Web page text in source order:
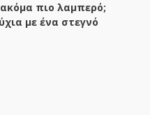
πιο λαμπερό;
με ένα στεγνό